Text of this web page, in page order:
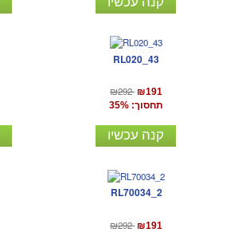
RL020_43
₪292 ₪191
תחסוך: 35%
קנה עכשיו
RL70034_2
₪292 ₪191